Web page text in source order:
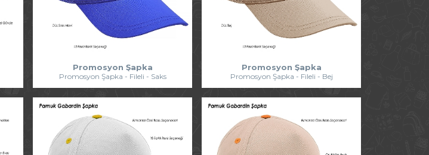
Promosyon Şapka
Promosyon Şapka - Fileli - Saks
Promosyon Şapka
Promosyon Şapka - Fileli - Bej